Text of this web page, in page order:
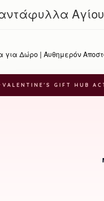
για Δώρο | Αυθημερόν
VALENTINE'S GIFT HUB